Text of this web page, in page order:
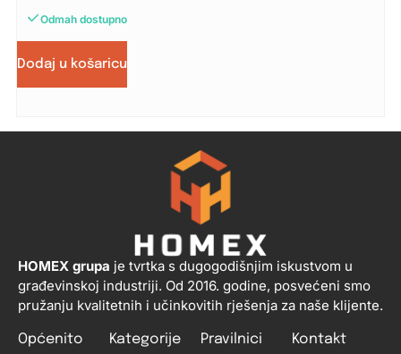
Odmah dostupno
Dodaj u košaricu
HOMEX grupa je tvrtka s dugogodišnjim iskustvom u
građevinskoj industriji. Od 2016. godine, posvećeni smo
pružanju kvalitetnih i učinkovitih rješenja za naše klijente.
Općenito Kategorije Pravilnici Kontakt